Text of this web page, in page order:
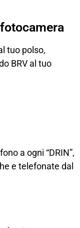
tuo polso,
BRV al tuo
a ogni “DRIN”,
e telefonate dal